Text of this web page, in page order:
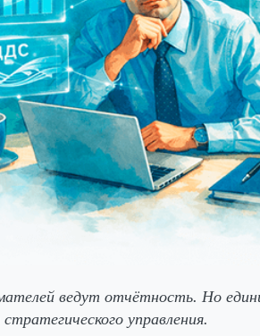
ведут отчётность. Но
управления.